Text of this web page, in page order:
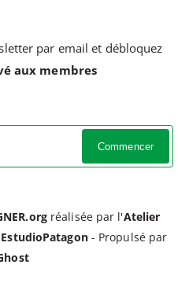
par email et débloquez
aux membres
Commencer
réalisée par l'Atelier
EstudioPatagon- Propulsé par